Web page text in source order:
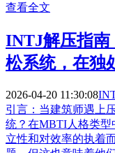
查看全文
INTJ解压指南
松系统，在独
2026-04-20 11:30:08
引言：当建筑师遇上
统？在MBTI人格类型
立性和对效率的执着